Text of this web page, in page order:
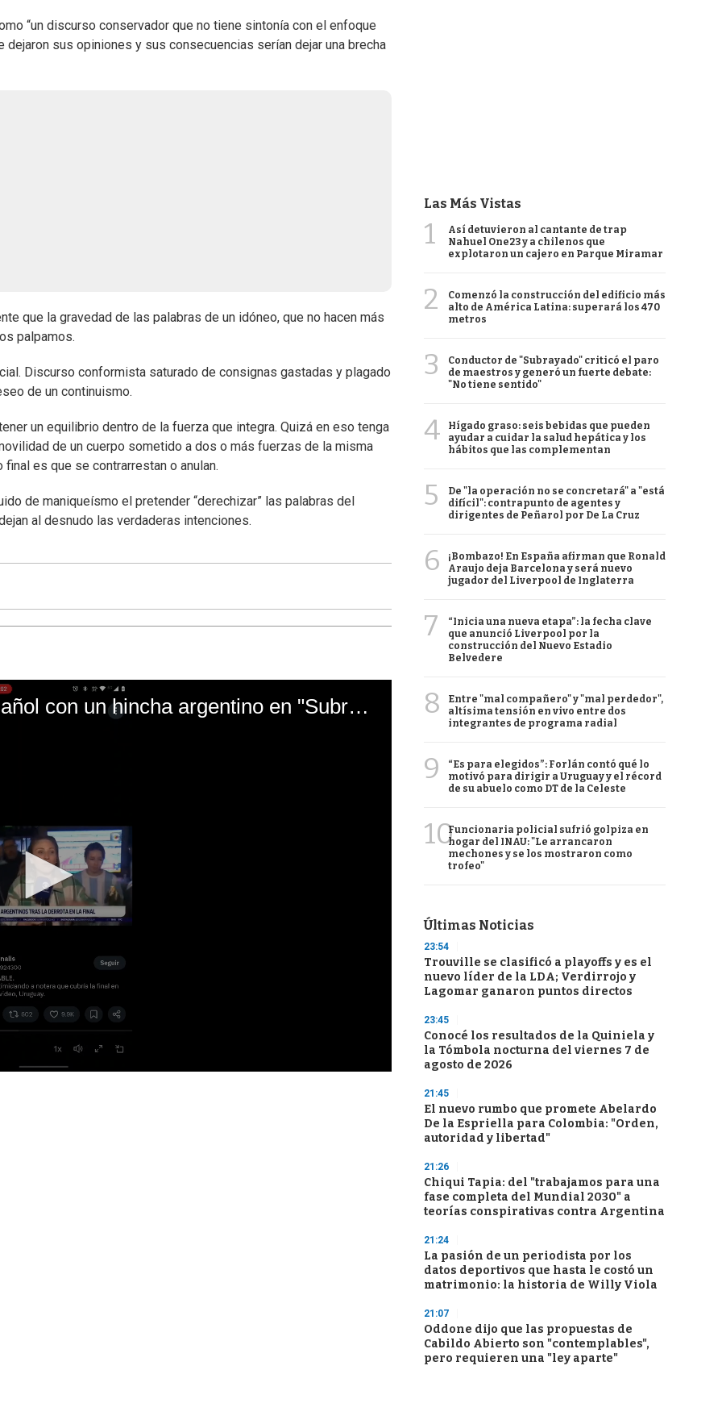
“un discurso conservador que no tiene sintonía con el enfoque
sus opiniones y sus consecuencias serían dejar una brecha
que la gravedad de las palabras de un idóneo, que no hacen más
palpamos.
Discurso conformista saturado de consignas gastadas y plagado
de un continuismo.
un equilibrio dentro de la fuerza que integra. Quizá en eso tenga
de un cuerpo sometido a dos o más fuerzas de la misma
es que se contrarrestan o anulan.
de maniqueísmo el pretender “derechizar” las palabras del
al desnudo las verdaderas intenciones.
El mal momento de Yanina Gasañol con un hincha argentino en "Subrayado"
Las Más Vistas
1
Así detuvieron al cantante de trap
Nahuel One23 y a chilenos que
explotaron un cajero en Parque Miramar
2
Comenzó la construcción del edificio más
alto de América Latina: superará los 470
metros
3
Conductor de "Subrayado" criticó el paro
de maestros y generó un fuerte debate:
"No tiene sentido"
4
Hígado graso: seis bebidas que pueden
ayudar a cuidar la salud hepática y los
hábitos que las complementan
5
De "la operación no se concretará" a "está
difícil": contrapunto de agentes y
dirigentes de Peñarol por De La Cruz
6
¡Bombazo! En España afirman que Ronald
Araujo deja Barcelona y será nuevo
jugador del Liverpool de Inglaterra
7
“Inicia una nueva etapa”: la fecha clave
que anunció Liverpool por la
construcción del Nuevo Estadio
Belvedere
8
Entre "mal compañero" y "mal perdedor",
altísima tensión en vivo entre dos
integrantes de programa radial
9
“Es para elegidos”: Forlán contó qué lo
motivó para dirigir a Uruguay y el récord
de su abuelo como DT de la Celeste
10Funcionaria policial sufrió golpiza en
hogar del INAU: "Le arrancaron
mechones y se los mostraron como
trofeo"
Últimas Noticias
23:54
Trouville se clasificó a playoffs y es el
nuevo líder de la LDA; Verdirrojo y
Lagomar ganaron puntos directos
23:45
Conocé los resultados de la Quiniela y
la Tómbola nocturna del viernes 7 de
agosto de 2026
21:45
El nuevo rumbo que promete Abelardo
De la Espriella para Colombia: "Orden,
autoridad y libertad"
21:26
Chiqui Tapia: del "trabajamos para una
fase completa del Mundial 2030" a
teorías conspirativas contra Argentina
21:24
La pasión de un periodista por los
datos deportivos que hasta le costó un
matrimonio: la historia de Willy Viola
21:07
Oddone dijo que las propuestas de
Cabildo Abierto son "contemplables",
pero requieren una "ley aparte"